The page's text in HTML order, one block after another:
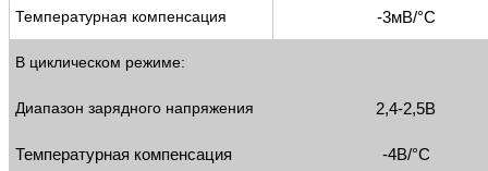
Температурная компенсация -3мВ/°С
В циклическом режиме:
Диапазон зарядного напряжения 2,4-2,5В
Температурная компенсация -4В/°С